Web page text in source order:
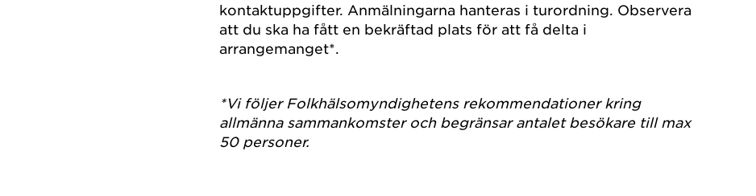
kontaktuppgifter. Anmälningarna hanteras i turordning. Observera
att du ska ha fått en bekräftad plats för att få delta i
arrangemanget*.
*Vi följer Folkhälsomyndighetens rekommendationer kring
allmänna sammankomster och begränsar antalet besökare till max
50 personer.